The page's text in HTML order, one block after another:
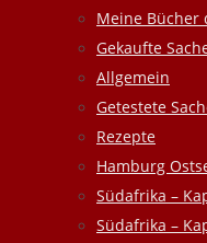
Meine Bücher
Gekaufte
Allgemein
Getestete
Rezepte
Hamburg
Südafrika –
Südafrika –